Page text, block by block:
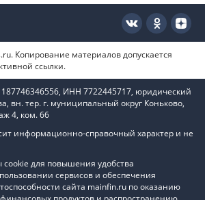
Копирование материалов допускается
ссылки.
ИНН 7722445717, юридический
вн. тер. г. муниципальный округ Коньково,
4, ком. 66
информационно-справочный характер и не
для повышения удобства
сервисов и обеспечения
сайта mainfin.ru по оказанию